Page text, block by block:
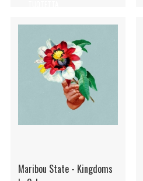
Maribou State - Kingdoms